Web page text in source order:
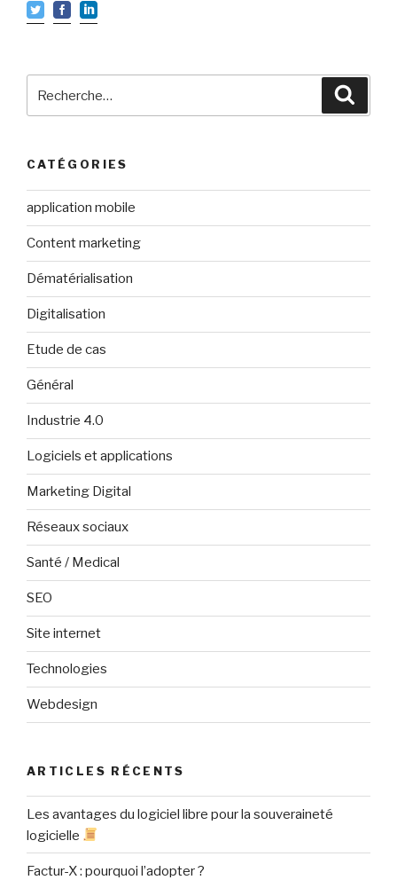
pour
CATÉGORIES
application mobile
Content marketing
Dématérialisation
Digitalisation
Etude de cas
Général
Industrie 4.0
Logiciels et applications
Marketing Digital
Réseaux sociaux
Santé / Medical
SEO
Site internet
Technologies
Webdesign
ARTICLES RÉCENTS
Les avantages du logiciel libre pour la souveraineté
logicielle
Factur-X : pourquoi l’adopter ?